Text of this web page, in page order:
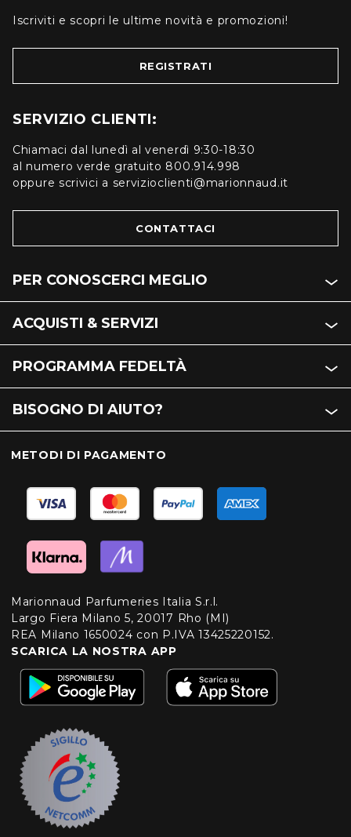
Iscriviti e scopri le ultime novità e promozioni!
REGISTRATI
SERVIZIO CLIENTI:
Chiamaci dal lunedì al venerdì 9:30-18:30
al numero verde gratuito 800.914.998
oppure scrivici a servizioclienti@marionnaud.it
CONTATTACI
PER CONOSCERCI MEGLIO
ACQUISTI & SERVIZI
PROGRAMMA FEDELTÀ
BISOGNO DI AIUTO?
METODI DI PAGAMENTO
Marionnaud Parfumeries Italia S.r.l.
Largo Fiera Milano 5, 20017 Rho (MI)
REA Milano 1650024 con P.IVA 13425220152.
SCARICA LA NOSTRA APP